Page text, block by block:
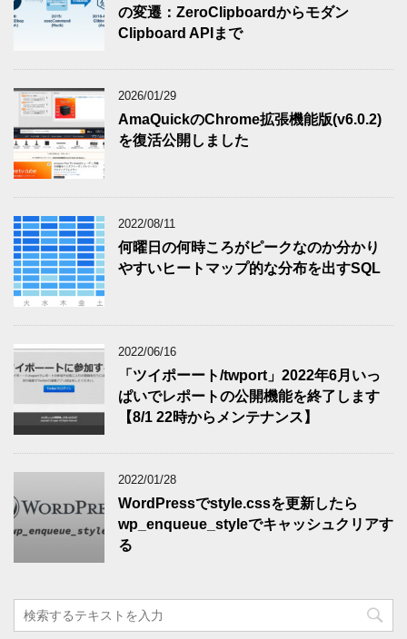
の変遷：ZeroClipboardからモダン
Clipboard APIまで
2026/01/29
AmaQuickのChrome拡張機能版(v6.0.2)
を復活公開しました
2022/08/11
何曜日の何時ころがピークなのか分かり
やすいヒートマップ的な分布を出すSQL
2022/06/16
「ツイポーート/twport」2022年6月いっ
ぱいでレポートの公開機能を終了します
【8/1 22時からメンテナンス】
2022/01/28
WordPressでstyle.cssを更新したら
wp_enqueue_styleでキャッシュクリアす
る